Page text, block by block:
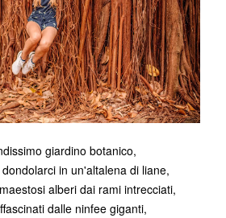
giardino botanico,
in un'altalena di liane,
alberi dai rami intrecciati,
dalle ninfee giganti,